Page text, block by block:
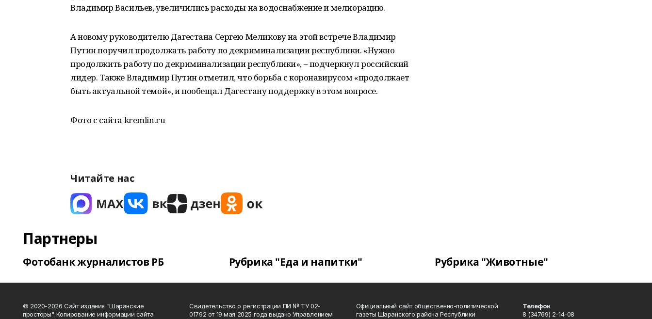
Владимир Васильев, увеличились расходы на водоснабжение и мелиорацию.
А новому руководителю Дагестана Сергею Меликову на этой встрече Владимир
Путин поручил продолжать работу по декриминализации республики. «Нужно
продолжить работу по декриминализации республики», – подчеркнул российский
лидер. Также Владимир Путин отметил, что борьба с коронавирусом «продолжает
быть актуальной темой», и пообещал Дагестану поддержку в этом вопросе.
Фото с сайта kremlin.ru
Читайте нас
Партнеры
Фотобанк журналистов РБ Рубрика "Еда и напитки" Рубрика "Животные"
© 2020-2026 Сайт издания "Шаранские
просторы". Копирование информации сайта
Свидетельство о регистрации ПИ № ТУ 02-
01792 от 19 мая 2025 года выдано Управлением
Официальный сайт общественно-политической
газеты Шаранского района Республики
Телефон
8 (34769) 2-14-08